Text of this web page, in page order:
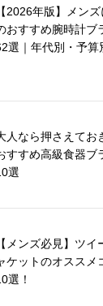
【2026年版】メン
おすすめ腕時計ブ
選｜年代別・予算
人なら押さえてお
すすめ高級食器ブ
選
【メンズ必見】ツイ
ケットのオススメ
選！